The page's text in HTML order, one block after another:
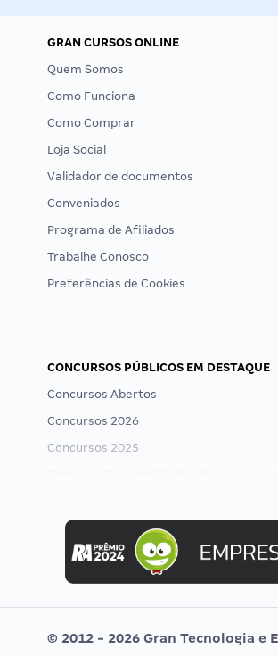
GRAN CURSOS ONLINE
Quem Somos
Como Funciona
Como Comprar
Loja Social
Validador de documentos
Conveniados
Programa de Afiliados
Trabalhe Conosco
Preferências de Cookies
CONCURSOS PÚBLICOS EM DESTAQUE
Concursos Abertos
Concursos 2026
Concursos 2025
Concurso MPU
Editais publicados
© 2012 - 2026 Gran Tecnologia e